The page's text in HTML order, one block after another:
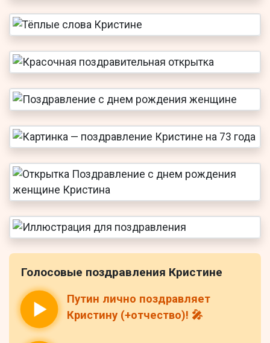
Голосовые поздравления Кристине
Путин лично поздравляет
Кристину (+отчество)! 🎤